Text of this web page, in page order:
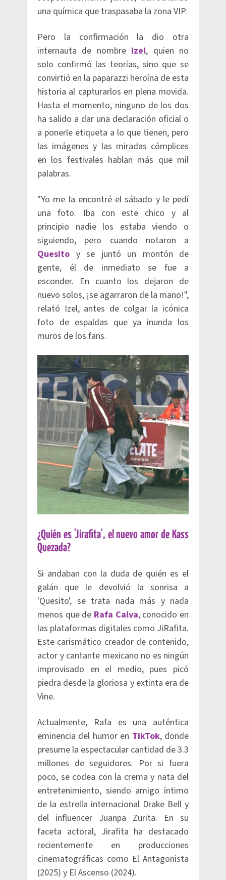
una química que traspasaba la zona VIP.
Pero la confirmación la dio otra
internauta de nombre Izel, quien no
solo confirmó las teorías, sino que se
convirtió en la paparazzi heroína de esta
historia al capturarlos en plena movida.
Hasta el momento, ninguno de los dos
ha salido a dar una declaración oficial o
a ponerle etiqueta a lo que tienen, pero
las imágenes y las miradas cómplices
en los festivales hablan más que mil
palabras.
"Yo me la encontré el sábado y le pedí
una foto. Iba con este chico y al
principio nadie los estaba viendo o
siguiendo, pero cuando notaron a
Quesito y se juntó un montón de
gente, él de inmediato se fue a
esconder. En cuanto los dejaron de
nuevo solos, ¡se agarraron de la mano!",
relató Izel, antes de colgar la icónica
foto de espaldas que ya inunda los
muros de los fans.
¿Quién es 'Jirafita', el nuevo amor de Kass
Quezada?
Si andaban con la duda de quién es el
galán que le devolvió la sonrisa a
'Quesito', se trata nada más y nada
menos que de Rafa Calva, conocido en
las plataformas digitales como JiRafita.
Este carismático creador de contenido,
actor y cantante mexicano no es ningún
improvisado en el medio, pues picó
piedra desde la gloriosa y extinta era de
Vine.
Actualmente, Rafa es una auténtica
eminencia del humor en TikTok, donde
presume la espectacular cantidad de 3.3
millones de seguidores. Por si fuera
poco, se codea con la crema y nata del
entretenimiento, siendo amigo íntimo
de la estrella internacional Drake Bell y
del influencer Juanpa Zurita. En su
faceta actoral, Jirafita ha destacado
recientemente en producciones
cinematográficas como El Antagonista
(2025) y El Ascenso (2024).